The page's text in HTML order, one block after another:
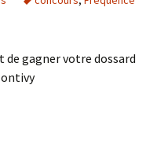
de gagner votre dossard